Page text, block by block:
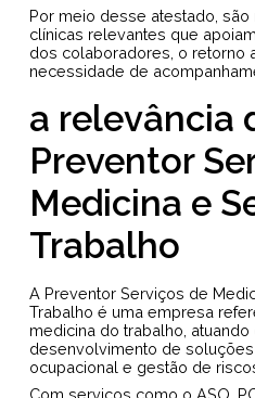
Por meio desse atestado,
clínicas relevantes que
dos colaboradores, o retorno
necessidade de
a relevância
Preventor
Medicina e
Trabalho
A Preventor Serviços de
Trabalho é uma empresa
medicina do trabalho,
desenvolvimento de
ocupacional e gestão de